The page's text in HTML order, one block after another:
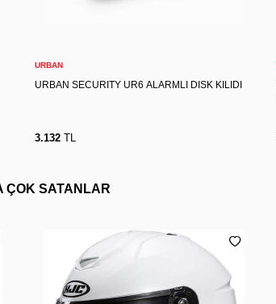
URBAN
URBAN SECURITY UR6 ALARMLI DISK KILIDI
3.132 TL
ÇOK SATANLAR